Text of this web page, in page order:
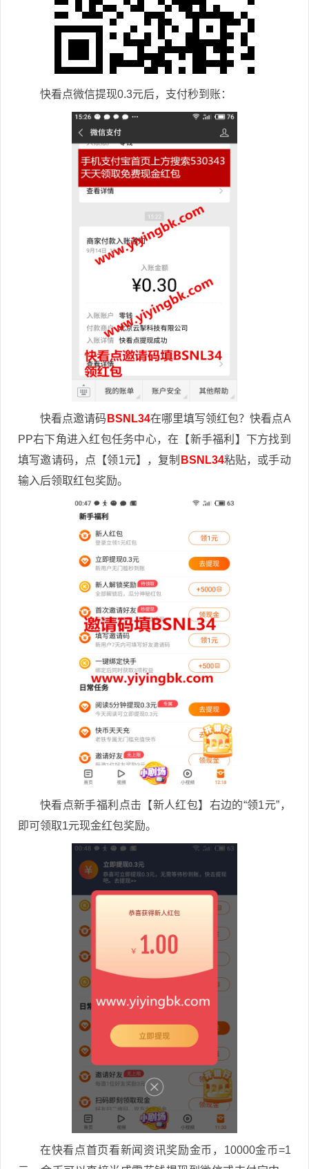
快看点微信提现0.3元后，支付秒到账：
快看点邀请码 BSNL34在哪里填写领红包？快看点A
PP右下角进入红包任务中心，在【新手福利】下方找到
填写邀请码，点【领1元】，复制 BSNL34粘贴，或手动
输入后领取红包奖励。
快看点新手福利点击【新人红包】右边的“领1元”，
即可领取1元现金红包奖励。
在快看点首页看新闻资讯奖励金币，10000金币=1